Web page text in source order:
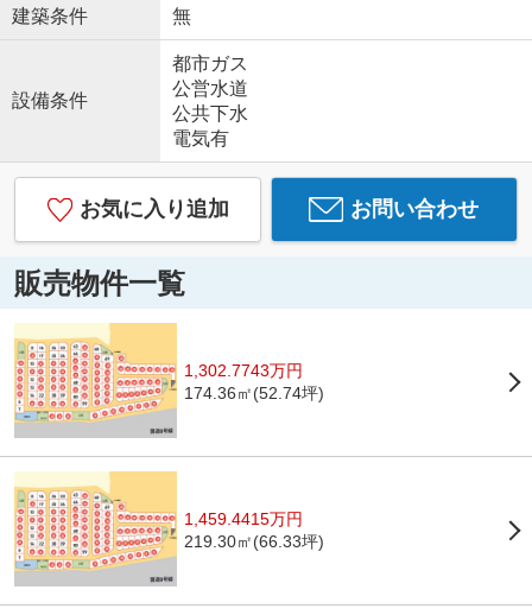
建築条件 無
設備条件
都市ガス
公営水道
公共下水
電気有
お気に入り追加 お問い合わせ
販売物件一覧
1,302.7743万円
174.36㎡(52.74坪)
1,459.4415万円
219.30㎡(66.33坪)